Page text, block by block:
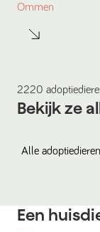
Ommen
2220
Bekijk ze
Alle adoptiedieren
Een